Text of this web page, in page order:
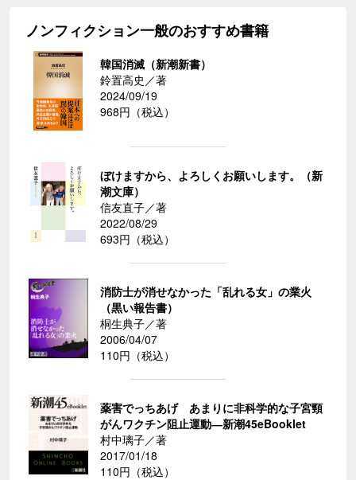
ノンフィクション一般のおすすめ書籍
韓国消滅（新潮新書）
鈴置高史／著
2024/09/19
968円（税込）
ぼけますから、よろしくお願いします。（新
潮文庫）
信友直子／著
2022/08/29
693円（税込）
消防士が消せなかった「乱れる女」の業火
（黒い報告書）
桐生典子／著
2006/04/07
110円（税込）
薬害でっちあげ あまりに非科学的な子宮頸
がんワクチン阻止運動―新潮45eBooklet
村中璃子／著
2017/01/18
110円（税込）